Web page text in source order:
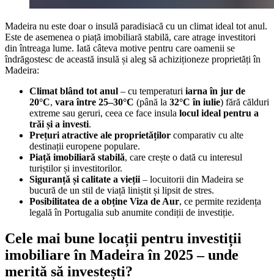
Madeira nu este doar o insulă paradisiacă cu un climat ideal tot anul.
Este de asemenea o piață imobiliară stabilă, care atrage investitori
din întreaga lume. Iată câteva motive pentru care oamenii se
îndrăgostesc de această insulă și aleg să achiziționeze proprietăți în
Madeira:
Climat blând tot anul – cu temperaturi iarna în jur de
20°C, vara între 25–30°C (până la 32°C în iulie) fără călduri
extreme sau geruri, ceea ce face insula locul ideal pentru a
trăi și a investi.
Prețuri atractive ale proprietăților comparativ cu alte
destinații europene populare.
Piață imobiliară stabilă, care crește o dată cu interesul
turiștilor și investitorilor.
Siguranță și calitate a vieții – locuitorii din Madeira se
bucură de un stil de viață liniștit și lipsit de stres.
Posibilitatea de a obține Viza de Aur, ce permite rezidența
legală în Portugalia sub anumite condiții de investiție.
Cele mai bune locații pentru investiții
imobiliare în Madeira în 2025 – unde
merită să investești?